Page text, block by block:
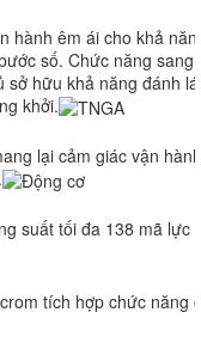
hành êm ái cho khả
số. Chức năng
hữu khả năng đánh
khởi.
lại cảm giác vận
suất tối đa 138 mã lực
tích hợp chức năng